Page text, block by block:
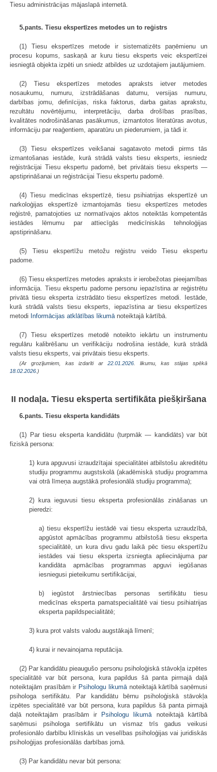
Tiesu administrācijas mājaslapā internetā.
5.pants. Tiesu ekspertīzes metodes un to reģistrs
(1) Tiesu ekspertīzes metode ir sistematizēts paņēmienu un
procesu kopums, saskaņā ar kuru tiesu eksperts veic ekspertīzei
iesniegtā objekta izpēti un sniedz atbildes uz uzdotajiem jautājumiem.
(2) Tiesu ekspertīzes metodes apraksts ietver metodes
nosaukumu, numuru, izstrādāšanas datumu, versijas numuru,
darbības jomu, definīcijas, riska faktorus, darba gaitas aprakstu,
rezultātu novērtējumu, interpretāciju, darba drošības prasības,
kvalitātes nodrošināšanas pasākumus, izmantotos literatūras avotus,
informāciju par reaģentiem, aparatūru un piederumiem, ja tādi ir.
(3) Tiesu ekspertīzes veikšanai sagatavoto metodi pirms tās
izmantošanas iestāde, kurā strādā valsts tiesu eksperts, iesniedz
reģistrācijai Tiesu ekspertu padomē, bet privātais tiesu eksperts —
apstiprināšanai un reģistrācijai Tiesu ekspertu padomē.
(4) Tiesu medicīnas ekspertīzē, tiesu psihiatrijas ekspertīzē un
narkoloģijas ekspertīzē izmantojamās tiesu ekspertīzes metodes
reģistrē, pamatojoties uz normatīvajos aktos noteiktās kompetentās
iestādes lēmumu par attiecīgās medicīniskās tehnoloģijas
apstiprināšanu.
(5) Tiesu ekspertīžu metožu reģistru veido Tiesu ekspertu
padome.
(6) Tiesu ekspertīzes metodes apraksts ir ierobežotas pieejamības
informācija. Tiesu ekspertu padome personu iepazīstina ar reģistrētu
privātā tiesu eksperta izstrādāto tiesu ekspertīzes metodi. Iestāde,
kurā strādā valsts tiesu eksperts, iepazīstina ar tiesu ekspertīzes
metodi Informācijas atklātības likumā noteiktajā kārtībā.
(7) Tiesu ekspertīzes metodē noteikto iekārtu un instrumentu
regulāru kalibrēšanu un verifikāciju nodrošina iestāde, kurā strādā
valsts tiesu eksperts, vai privātais tiesu eksperts.
(Ar grozījumiem, kas izdarīti ar22.01.2026 . likumu, kas stājas spēkā
18.02.2026. )
II nodaļa. Tiesu eksperta sertifikāta piešķiršana
6.pants. Tiesu eksperta kandidāts
(1) Par tiesu eksperta kandidātu (turpmāk — kandidāts) var būt
fiziskā persona:
1) kura apguvusi izraudzītajai specialitātei atbilstošu akreditētu
studiju programmu augstskolā (akadēmiskā studiju programma
vai otrā līmeņa augstākā profesionālā studiju programma);
2) kura ieguvusi tiesu eksperta profesionālās zināšanas un
pieredzi:
a) tiesu ekspertīžu iestādē vai tiesu eksperta uzraudzībā,
apgūstot apmācības programmu atbilstošā tiesu eksperta
specialitātē, un kura divu gadu laikā pēc tiesu ekspertīžu
iestādes vai tiesu eksperta izsniegta apliecinājuma par
kandidāta apmācības programmas apguvi iegūšanas
iesniegusi pieteikumu sertifikācijai,
b) iegūstot ārstniecības personas sertifikātu tiesu
medicīnas eksperta pamatspecialitātē vai tiesu psihiatrijas
eksperta papildspecialitātē;
3) kura prot valsts valodu augstākajā līmenī;
4) kurai ir nevainojama reputācija.
(2) Par kandidātu pieaugušo personu psiholoģiskā stāvokļa izpētes
specialitātē var būt persona, kura papildus šā panta pirmajā daļā
noteiktajām prasībām ir Psihologu likumānoteiktajā kārtībā saņēmusi
psihologa sertifikātu. Par kandidātu bērnu psiholoģiskā stāvokļa
izpētes specialitātē var būt persona, kura papildus šā panta pirmajā
daļā noteiktajām prasībām ir
Psihologu likumānoteiktajā kārtībā
saņēmusi psihologa sertifikātu un vismaz trīs gadus veikusi
profesionālo darbību klīniskās un veselības psiholoģijas vai juridiskās
psiholoģijas profesionālās darbības jomā.
(3) Par kandidātu nevar būt persona: